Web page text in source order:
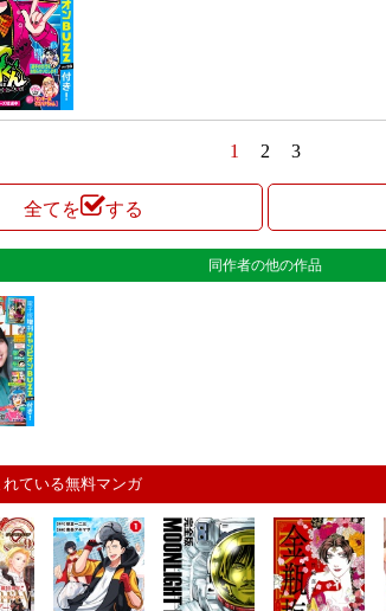
1 2 3
全てを する
同作者の他の作品
ている無料マンガ